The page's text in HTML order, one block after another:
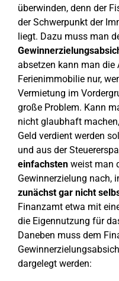
überwinden, denn der
der Schwerpunkt der
liegt. Dazu muss man
absetzen kann man die
Ferienimmobilie nur,
Vermietung im
große Problem. Kann
nicht glaubhaft
Geld verdient werden
und aus der
einfachsten weist man
Gewinnerzielung nach,
zunächst gar nicht
Finanzamt etwa mit
die Eigennutzung für
Daneben muss dem
dargelegt werden: